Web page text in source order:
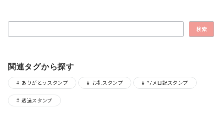
検索 検索
関連タグから探す
ありがとうスタンプ お礼スタンプ 写メ日記スタンプ
透過スタンプ